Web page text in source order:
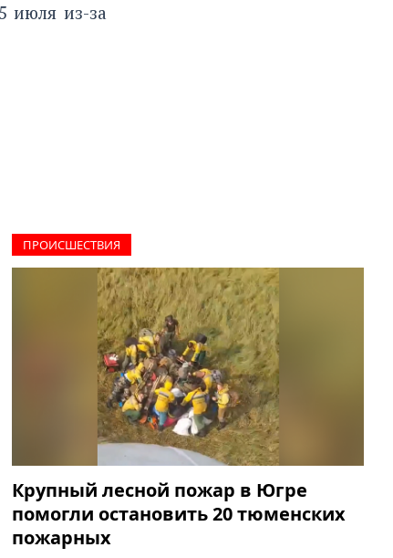
июля из-за
ПРОИCШЕСТВИЯ
Крупный лесной пожар в Югре
помогли остановить 20 тюменских
пожарных